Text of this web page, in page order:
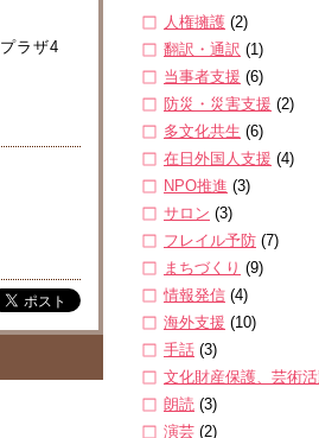
ラザ4
人権擁護 (2)
翻訳・通訳 (1)
当事者支援 (6)
防災・災害支援 (2)
多文化共生 (6)
在日外国人支援 (4)
NPO推進 (3)
サロン (3)
フレイル予防 (7)
まちづくり (9)
情報発信 (4)
海外支援 (10)
手話 (3)
文化財産保護、芸術
朗読 (3)
演芸 (2)